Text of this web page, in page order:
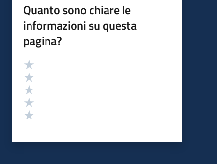
Quanto sono chiare le
informazioni su questa
pagina?
Valutazione